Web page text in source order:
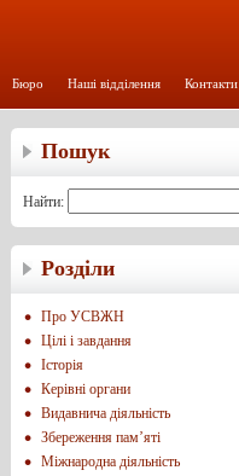
Контакти
Наші відділення
Бюро
Пошук
Найти:
Розділи
Про УСВЖН
Цілі і завдання
Історія
Керівні органи
Видавнича діяльність
Збереження пам’яті
Міжнародна діяльність